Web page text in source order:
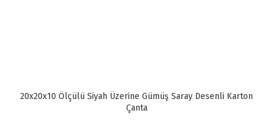
20x20x10 Ölçülü Siyah Üzerine Gümüş Saray Desenli Karton
Çanta